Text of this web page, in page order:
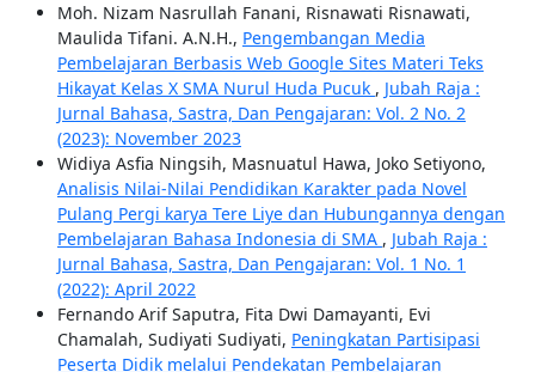
Moh. Nizam Nasrullah Fanani, Risnawati Risnawati,
Maulida Tifani. A.N.H., Pengembangan Media
Pembelajaran Berbasis Web Google Sites Materi Teks
Hikayat Kelas X SMA Nurul Huda Pucuk , Jubah Raja :
Jurnal Bahasa, Sastra, Dan Pengajaran: Vol. 2 No. 2
(2023): November 2023
Widiya Asfia Ningsih, Masnuatul Hawa, Joko Setiyono,
Analisis Nilai-Nilai Pendidikan Karakter pada Novel
Pulang Pergi karya Tere Liye dan Hubungannya dengan
Pembelajaran Bahasa Indonesia di SMA , Jubah Raja :
Jurnal Bahasa, Sastra, Dan Pengajaran: Vol. 1 No. 1
(2022): April 2022
Fernando Arif Saputra, Fita Dwi Damayanti, Evi
Chamalah, Sudiyati Sudiyati, Peningkatan Partisipasi
Peserta Didik melalui Pendekatan Pembelajaran